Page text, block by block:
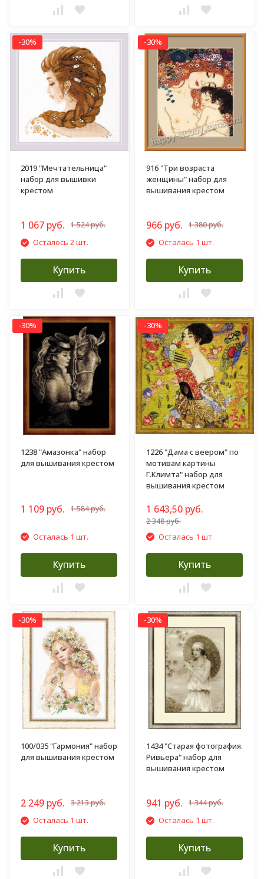
-30%
2019 "Мечтательница"
набор для вышивки
крестом
1 067 руб. 1 524 руб.
Осталось 2 шт.
Купить
-30%
916 "Три возраста
женщины" набор для
вышивания крестом
966 руб. 1 380 руб.
Осталась 1 шт.
Купить
-30%
1238 "Амазонка" набор
для вышивания крестом
1 109 руб. 1 584 руб.
Осталась 1 шт.
Купить
-30%
1226 "Дама с веером" по
мотивам картины
Г.Климта" набор для
вышивания крестом
1 643,50 руб.
2 348 руб.
Осталась 1 шт.
Купить
-30%
100/035 "Гармония" набор
для вышивания крестом
2 249 руб. 3 213 руб.
Осталась 1 шт.
Купить
-30%
1434 "Старая фотография.
Ривьера" набор для
вышивания крестом
941 руб. 1 344 руб.
Осталась 1 шт.
Купить